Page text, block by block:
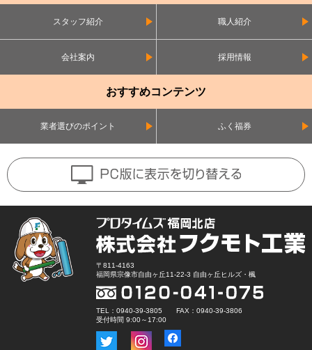
スタッフ紹介 職人紹介
会社案内 採用情報
おすすめコンテンツ
業者選びのポイント ふく福券
〒811-4163
福岡県宗像市自由ヶ丘11-22-3 自由ヶ丘ヒルズ・楓
TEL：0940-39-3805 FAX：0940-39-3806
受付時間 9:00～17:00